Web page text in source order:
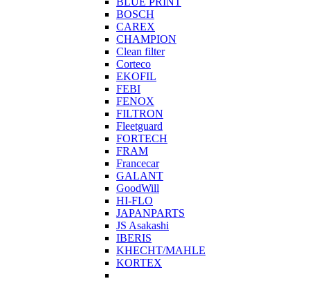
BOSCH
CAREX
CHAMPION
Clean filter
Corteco
EKOFIL
FEBI
FENOX
FILTRON
Fleetguard
FORTECH
FRAM
Francecar
GALANT
GoodWill
HI-FLO
JAPANPARTS
JS Asakashi
IBERIS
KHECHT/MAHLE
KORTEX